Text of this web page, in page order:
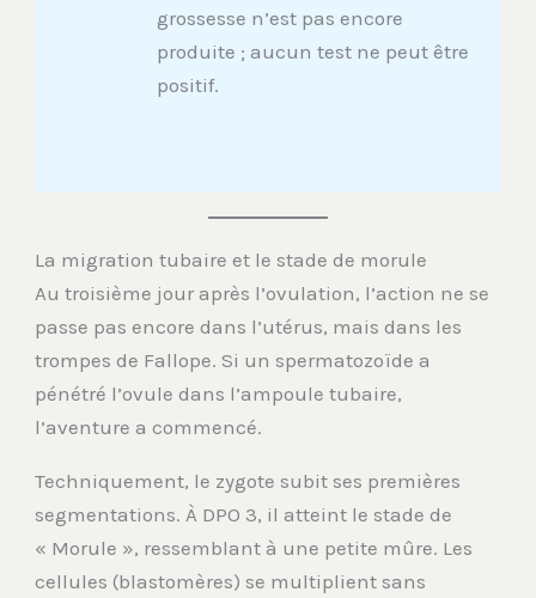
grossesse n’est pas encore
produite ; aucun test ne peut être
positif.
La migration tubaire et le stade de morule
Au troisième jour après l’ovulation, l’action ne se
passe pas encore dans l’utérus, mais dans les
trompes de Fallope. Si un spermatozoïde a
pénétré l’ovule dans l’ampoule tubaire,
l’aventure a commencé.
Techniquement, le zygote subit ses premières
segmentations. À DPO 3, il atteint le stade de
« Morule », ressemblant à une petite mûre. Les
cellules (blastomères) se multiplient sans